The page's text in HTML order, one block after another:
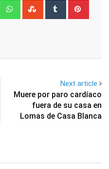
LinkedIn WhatsappStumbleUpon
Tumblr
Next article
Muere por paro cardíaco
fuera de su casa en
Lomas de Casa Blanca